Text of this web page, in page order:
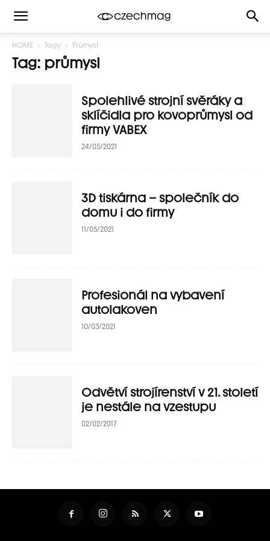
HOME Tagy Průmysl
Tag: průmysl
Spolehlivé strojní svěráky a
sklíčidla pro kovoprůmysl od
firmy VABEX
24/05/2021
3D tiskárna – společník do
domu i do firmy
11/05/2021
Profesionál na vybavení
autolakoven
10/03/2021
Odvětví strojírenství v 21. století
je nestále na vzestupu
02/02/2017